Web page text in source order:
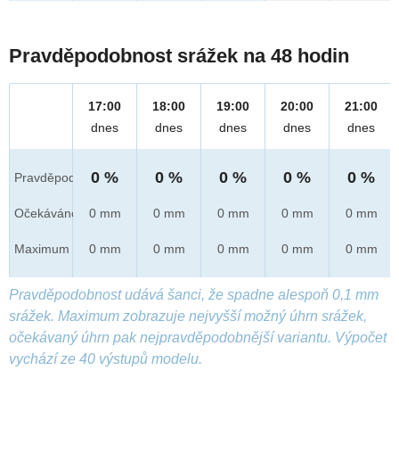
Pravděpodobnost srážek na 48 hodin
Pravděpod.
Očekáváno
Maximum
17:00
dnes
0 %
0 mm
0 mm
18:00
dnes
0 %
0 mm
0 mm
19:00
dnes
0 %
0 mm
0 mm
20:00
dnes
0 %
0 mm
0 mm
21:00
dnes
0 %
0 mm
0 mm
Pravděpodobnost udává šanci, že spadne alespoň 0,1 mm
srážek. Maximum zobrazuje nejvyšší možný úhrn srážek,
očekávaný úhrn pak nejpravděpodobnější variantu. Výpočet
vychází ze 40 výstupů modelu.